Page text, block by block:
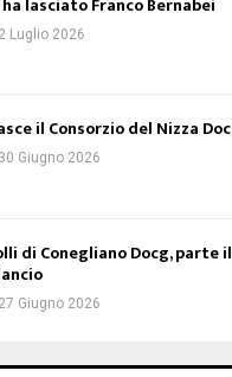
2 Luglio 2026
il Consorzio del Nizza
30 Giugno 2026
di Conegliano Docg, parte
27 Giugno 2026